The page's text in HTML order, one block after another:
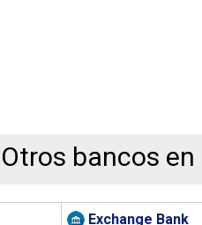
Otros bancos
Exchange Bank